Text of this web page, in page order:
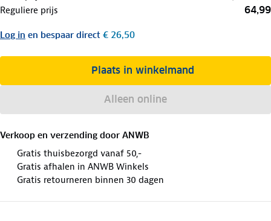
Reguliere prijs 64,99
Log in en bespaar direct € 26,50
Plaats in winkelmand
Alleen online
Verkoop en verzending door ANWB
Gratis thuisbezorgd vanaf 50,-
Gratis afhalen in ANWB Winkels
Gratis retourneren binnen 30 dagen